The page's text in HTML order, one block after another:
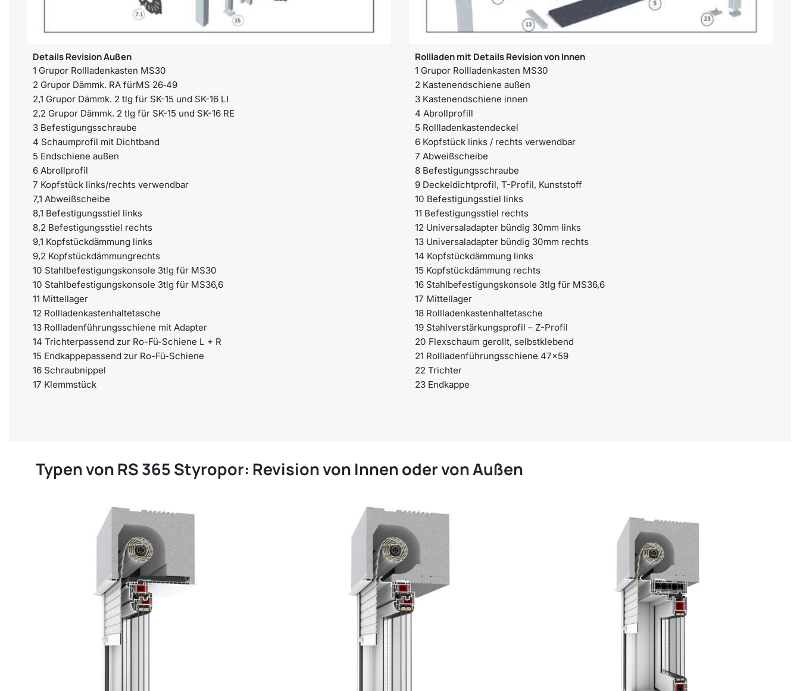
Details Revision Außen
1 Grupor Rollladenkasten MS30
2 Grupor Dämmk. RA fürMS 26‐49
2,1 Grupor Dämmk. 2 tlg für SK-15 und SK-16 LI
2,2 Grupor Dämmk. 2 tlg für SK-15 und SK-16 RE
3 Befestigungsschraube
4 Schaumprofil mit Dichtband
5 Endschiene außen
6 Abrollprofil
7 Kopfstück links/rechts verwendbar
7,1 Abweißscheibe
8,1 Befestigungsstiel links
8,2 Befestigungsstiel rechts
9,1 Kopfstückdämmung links
9,2 Kopfstückdämmungrechts
10 Stahlbefestigungskonsole 3tlg für MS30
10 Stahlbefestigungskonsole 3tlg für MS36,6
11 Mittellager
12 Rollladenkastenhaltetasche
13 Rollladenführungsschiene mit Adapter
14 Trichterpassend zur Ro-Fü-Schiene L + R
15 Endkappepassend zur Ro-Fü-Schiene
16 Schraubnippel
17 Klemmstück
Rollladen mit Details Revision von Innen
1 Grupor Rollladenkasten MS30
2 Kastenendschiene außen
3 Kastenendschiene innen
4 Abrollprofill
5 Rollladenkastendeckel
6 Kopfstück links / rechts verwendbar
7 Abweißscheibe
8 Befestigungsschraube
9 Deckeldichtprofil, T-Profil, Kunststoff
10 Befestigungsstiel links
11 Befestigungsstiel rechts
12 Universaladapter bündig 30mm links
13 Universaladapter bündig 30mm rechts
14 Kopfstückdämmung links
15 Kopfstückdämmung rechts
16 Stahlbefestigungskonsole 3tlg für MS36,6
17 Mittellager
18 Rollladenkastenhaltetasche
19 Stahlverstärkungsprofil – Z-Profil
20 Flexschaum gerollt, selbstklebend
21 Rollladenführungsschiene 47×59
22 Trichter
23 Endkappe
Typen von RS 365 Styropor: Revision von Innen oder von Außen